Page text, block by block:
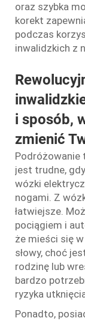
oraz szybka
korekt
podczas
inwalidzkich z
i sposób,
zmienić
Podróżowanie
jest trudne,
wózki
nogami. Z
łatwiejsze.
pociągiem i
że mieści się
słowy, choć
rodzinę lub
bardzo
ryzyka
Ponadto,